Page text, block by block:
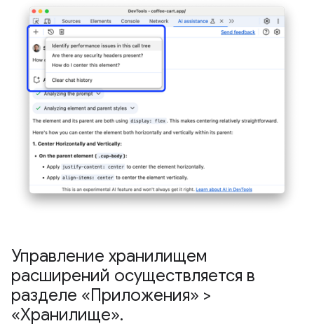
Управление хранилищем
расширений осуществляется в
разделе «Приложения» >
«Хранилище».